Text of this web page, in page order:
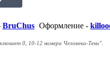
BruChus Оформление -
0, 10-12 номера Человека-Тени".